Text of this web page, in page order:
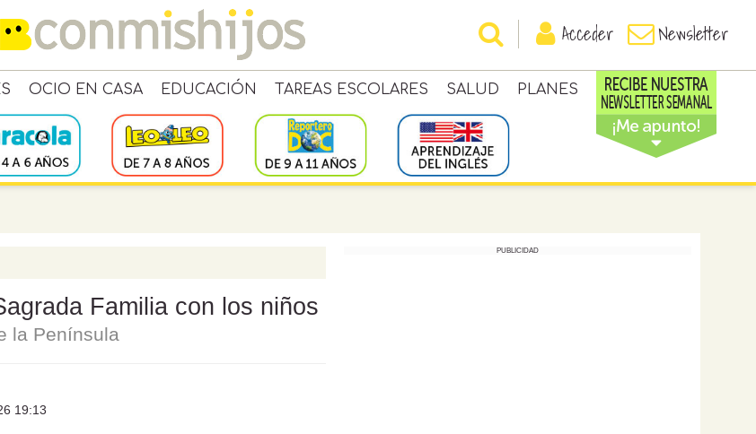
Acceder Newsletter
OCIO EN CASA EDUCACIÓN TAREAS ESCOLARES SALUD PLANES
Familia con los niños
la Península
19:13
PUBLICIDAD